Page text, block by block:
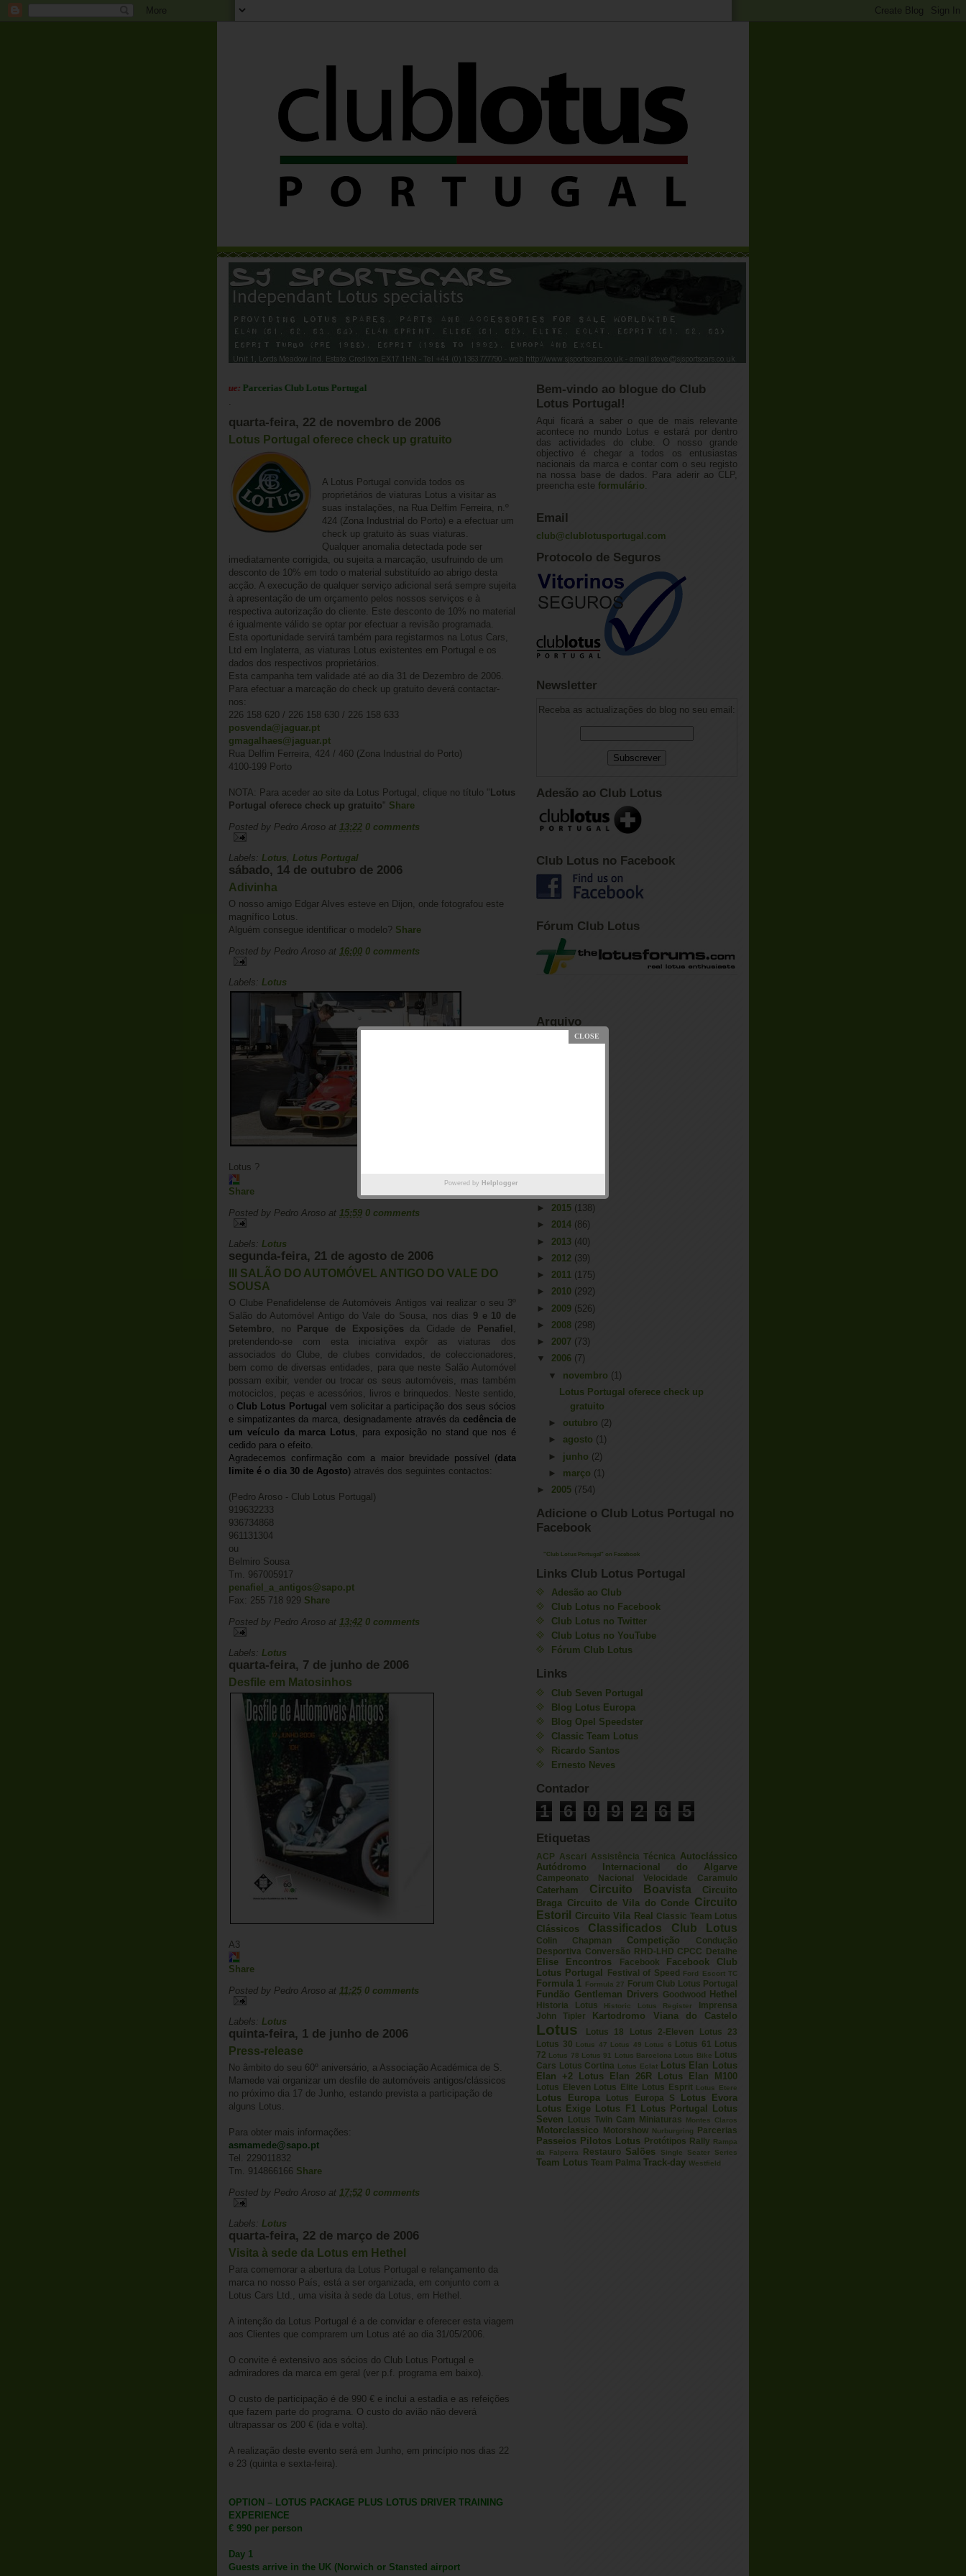
Parcerias Club Lotus Portugal
quarta-feira, 22 de novembro de 2006
Lotus Portugal oferece check up gratuito
A Lotus Portugal convida todos os
proprietários de viaturas Lotus a visitar as
suas instalações, na Rua Delfim Ferreira, n.º
424 (Zona Industrial do Porto) e a efectuar um
check up gratuito às suas viaturas.
Qualquer anomalia detectada pode ser
imediatamente corrigida, ou sujeita a marcação, usufruindo de um
desconto de 10% em todo o material substituído ao abrigo desta
acção. A execução de qualquer serviço adicional será sempre sujeita
à apresentação de um orçamento pelos nossos serviços e à
respectiva autorização do cliente. Este desconto de 10% no material
é igualmente válido se optar por efectuar a revisão programada.
Esta oportunidade servirá também para registarmos na Lotus Cars,
Ltd em Inglaterra, as viaturas Lotus existentes em Portugal e os
dados dos respectivos proprietários.
Esta campanha tem validade até ao dia 31 de Dezembro de 2006.
Para efectuar a marcação do check up gratuito deverá contactar-
nos:
226 158 620 / 226 158 630 / 226 158 633
posvenda@jaguar.pt
gmagalhaes@jaguar.pt
Rua Delfim Ferreira, 424 / 460 (Zona Industrial do Porto)
4100-199 Porto
NOTA: Para aceder ao site da Lotus Portugal, clique no título "Lotus
Portugal oferece check up gratuito" Share
Posted by Pedro Aroso at 13:22 0 comments
Labels: Lotus Lotus Portugal
sábado, 14 de outubro de 2006
Adivinha
O nosso amigo Edgar Alves esteve en Dijon, onde fotografou este
magnífico Lotus.
Alguém consegue identificar o modelo? Share
Posted by Pedro Aroso at 16:00 0 comments
Labels: Lotus
Lotus ?
Share
Posted by Pedro Aroso at 15:59 0 comments
Labels: Lotus
segunda-feira, 21 de agosto de 2006
III SALÃO DO AUTOMÓVEL ANTIGO DO VALE DO
SOUSA
O Clube Penafidelense de Automóveis Antigos vai realizar o seu 3º
Salão do Automóvel Antigo do Vale do Sousa, nos dias 9 e 10 de
Setembro , no Parque de Exposições da Cidade de Penafiel
pretendendo-se com esta iniciativa expôr as viaturas dos
associados do Clube, de clubes convidados, de coleccionadores,
bem como de diversas entidades, para que neste Salão Automóvel
possam exibir, vender ou trocar os seus automóveis, mas também
motociclos, peças e acessórios, livros e brinquedos. Neste sentido,
o Club Lotus Portugal vem solicitar a participação dos seus sócios
e simpatizantes da marca, designadamente através da cedência de
um veículo da marca Lotus , para exposição no stand que nos é
cedido para o efeito.
Agradecemos confirmação com a maior brevidade possível (data
limite é o dia 30 de Agosto) através dos seguintes contactos:
(Pedro Aroso - Club Lotus Portugal)
919632233
936734868
961131304
ou
Belmiro Sousa
Tm. 967005917
penafiel_a_antigos@sapo.pt
Fax: 255 718 929 Share
Posted by Pedro Aroso at 13:42 0 comments
Labels: Lotus
quarta-feira, 7 de junho de 2006
Desfile em Matosinhos
A3
Share
Posted by Pedro Aroso at 11:25 0 comments
Labels: Lotus
quinta-feira, 1 de junho de 2006
Press-release
No âmbito do seu 60º aniversário, a Associação Académica de S.
Mamede vai organizar um desfile de automóveis antigos/clássicos
no próximo dia 17 de Junho, estando prevista a participação de
alguns Lotus.
Para obter mais informações:
asmamede@sapo.pt
Tel. 229011832
Tm. 914866166 Share
Posted by Pedro Aroso at 17:52 0 comments
Labels: Lotus
quarta-feira, 22 de março de 2006
Visita à sede da Lotus em Hethel
Para comemorar a abertura da Lotus Portugal e relançamento da
marca no nosso País, está a ser organizada, em conjunto com a
Lotus Cars Ltd., uma visita à sede da Lotus, em Hethel.
A intenção da Lotus Portugal é a de convidar e oferecer esta viagem
aos Clientes que comprarem um Lotus até ao dia 31/05/2006.
O convite é extensivo aos sócios do Club Lotus Portugal e
admiradores da marca em geral (ver p.f. programa em baixo).
O custo de participação é de 990 € e inclui a estadia e as refeições
que fazem parte do programa. O custo do avião não deverá
ultrapassar os 200 € (ida e volta).
A realização deste evento será em Junho, em princípio nos dias 22
e 23 (quinta e sexta-feira).
OPTION – LOTUS PACKAGE PLUS LOTUS DRIVER TRAINING
EXPERIENCE
€ 990 per person
Day 1
Guests arrive in the UK (Norwich or Stansted airport
Bem-vindo ao blogue do Club
Lotus Portugal!
Aqui ficará a saber o que de mais relevante
acontece no mundo Lotus e estará por dentro
das actividades do clube. O nosso grande
objectivo é chegar a todos os entusiastas
nacionais da marca e contar com o seu registo
na nossa base de dados. Para aderir ao CLP,
preencha este formulário.
Email
club@clublotusportugal.com
Powered by Helplogger
Protocolo de Seguros
Newsletter
Receba as actualizações do blog no seu email:
Adesão ao Club Lotus
Club Lotus no Facebook
Fórum Club Lotus
Arquivo
(2)
► 2015 (138)
► 2014 (86)
► 2013 (40)
► 2012 (39)
► 2011 (175)
► 2010 (292)
► 2009 (526)
► 2008 (298)
► 2007 (73)
▼ 2006 (7)
▼ novembro (1)
Lotus Portugal oferece check up
gratuito
► outubro (2)
► agosto (1)
► junho (2)
► março (1)
► 2005 (754)
Adicione o Club Lotus Portugal no
Facebook
"Club Lotus Portugal" on Facebook
Links Club Lotus Portugal
Adesão ao Club
Club Lotus no Facebook
Club Lotus no Twitter
Club Lotus no YouTube
Fórum Club Lotus
Links
Club Seven Portugal
Blog Lotus Europa
Blog Opel Speedster
Classic Team Lotus
Ricardo Santos
Ernesto Neves
Contador
1 6 0 9 2 6 5
Etiquetas
ACP Ascari Assistência Técnica
Autoclássico
Autódromo Internacional do Algarve
Campeonato Nacional Velocidade Caramulo
Caterham Circuito Boavista
Circuito
Braga Circuito de Vila do Conde Circuito
Estoril
Circuito Vila Real Classic Team Lotus
Clássicos Classificados Club Lotus
Colin Chapman Competição
Condução
Desportiva Conversão RHD-LHD CPCC Detalhe
Elise Encontros Facebook
Facebook Club
Lotus Portugal
Festival of Speed Ford Escort TC
Formula 1 Formula 27 Forum Club Lotus Portugal
Fundão Gentleman Drivers Goodwood Hethel
Historia Lotus Historic Lotus Register
Imprensa
John Tipler
Kartodromo Viana do Castelo
Lotus Lotus 18 Lotus 2-Eleven
Lotus 23
Lotus 30 Lotus 47 Lotus 49 Lotus 6 Lotus 61
Lotus
72 Lotus 78 Lotus 91 Lotus Barcelona Lotus Bike Lotus
Cars Lotus Cortina Lotus Eclat Lotus Elan Lotus
Elan +2
Lotus Elan 26R Lotus Elan M100
Lotus Eleven Lotus Elite Lotus Esprit Lotus Etere
Lotus Europa Lotus Europa S
Lotus Evora
Lotus Exige Lotus F1 Lotus Portugal Lotus
Seven
Lotus Twin Cam Miniaturas Montes Claros
Motorclassico Motorshow Nurburgring Parcerias
Passeios Pilotos Lotus Protótipos Rally Rampa
da Falperra
Restauro Salões Single Seater Series
Team Lotus Team Palma Track-day Westfield